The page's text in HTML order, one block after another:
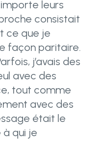
leurs
consistait
ce que je
façon paritaire.
j’avais des
avec des
tout comme
avec des
était le
qui je